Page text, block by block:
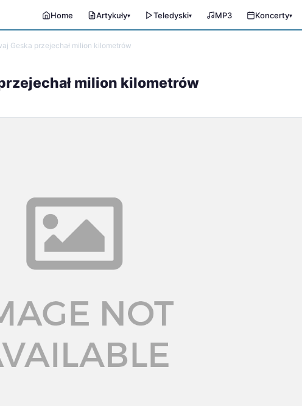
Home Artykuły▾ Teledyski▾ MP3 Koncerty▾
Geska przejechał milion kilometrów
milion kilometrów